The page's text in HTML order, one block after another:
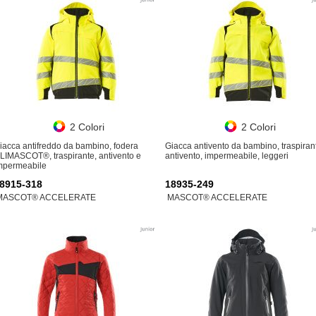
2 Colori
antifreddo da bambino, fodera
traspirante, antivento e
2 Colori
Giacca antivento da bambino,
antivento, impermeabile, leggeri
318
ACCELERATE
18935-249
MASCOT® ACCELERATE